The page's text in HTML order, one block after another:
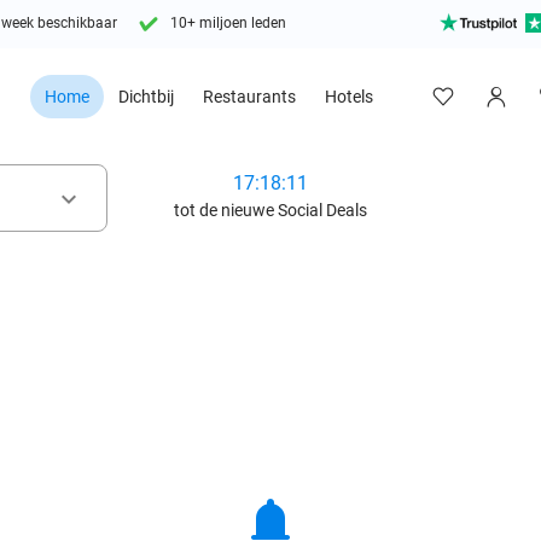
beschikbaar 10+ miljoen leden
Home Dichtbij Restaurants Hotels
keyboard_arrow_down
17:18:10
tot de nieuwe Social Deals
notifications